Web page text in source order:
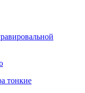
тонкие